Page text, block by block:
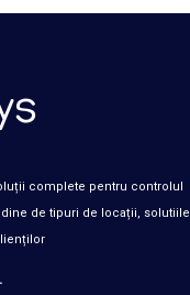
complete pentru controlul
de tipuri de locații, solutiile